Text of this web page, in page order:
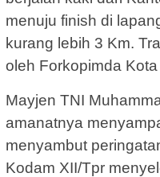
menuju finish di
kurang lebih 3 Km.
oleh Forkopimda
Mayjen TNI
amanatnya
menyambut
Kodam XII/Tpr